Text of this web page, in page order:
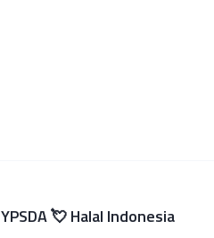
YPSDA 💘 Halal Indonesia